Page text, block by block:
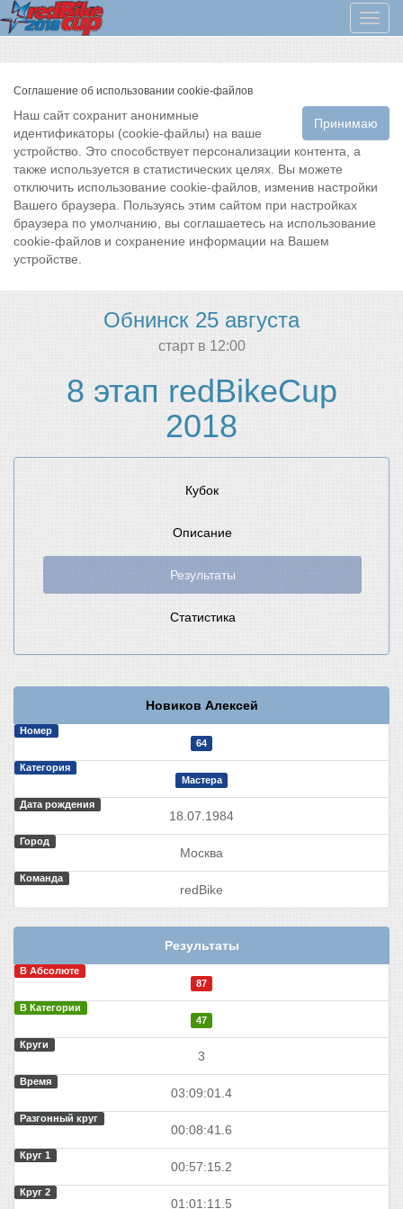
Меню
Соглашение об использовании cookie-файлов
Принимаю
Наш сайт сохранит анонимные
идентификаторы (cookie-файлы) на ваше
устройство. Это способствует персонализации контента, а
также используется в статистических целях. Вы можете
отключить использование cookie-файлов, изменив настройки
Вашего браузера. Пользуясь этим сайтом при настройках
браузера по умолчанию, вы соглашаетесь на использование
cookie-файлов и сохранение информации на Вашем
устройстве.
Обнинск 25 августа
cтарт в 12:00
8 этап redBikeCup
2018
Кубок
Описание
Результаты
Статистика
Новиков Алексей
Номер
64
Категория
Мастера
Дата рождения
18.07.1984
Город
Москва
Команда
redBike
Результаты
В Абсолюте
87
В Категории
47
Круги
3
Время
03:09:01.4
Разгонный круг
00:08:41.6
Круг 1
00:57:15.2
Круг 2
01:01:11.5